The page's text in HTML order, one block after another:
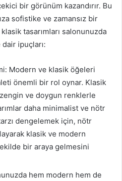
bir görünüm kazandırır. Bu
sofistike ve zamansız bir
tasarımları salonunuzda
ipuçları:
Modern ve klasik öğeleri
önemli bir rol oynar. Klasik
ve doygun renklerle
daha minimalist ve nötr
dengelemek için, nötr
klasik ve modern
bir araya gelmesini
hem modern hem de